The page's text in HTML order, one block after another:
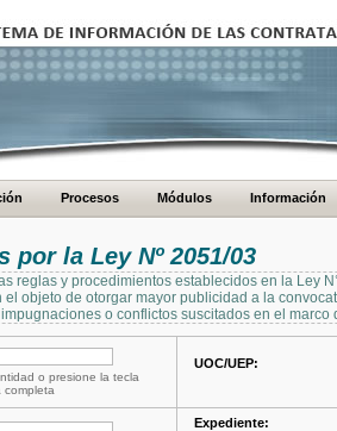
Procesos Módulos Información
la Ley Nº 2051/03
reglas y procedimientos establecidos en la Ley
objeto de otorgar mayor publicidad a la
o conflictos suscitados en el marco
o presione la tecla
completa
UOC/UEP:
Expediente: